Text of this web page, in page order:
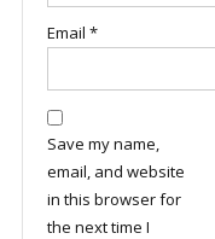
Email *
Save my name,
email, and website
in this browser for
the next time I